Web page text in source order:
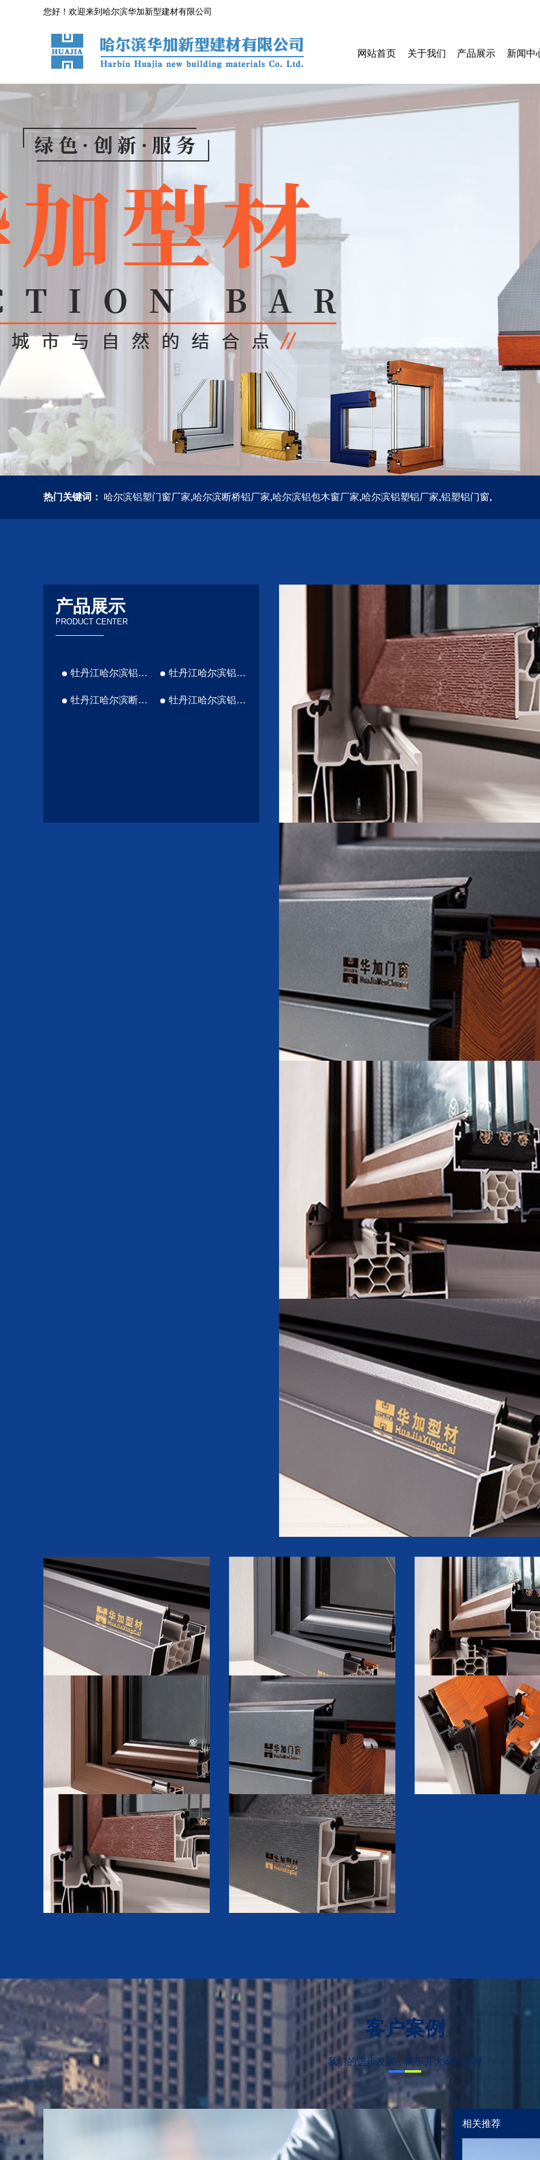
您好！欢迎来到哈尔滨华加新型建材有限公司
网站首页 关于我们 产品展示 新闻中
热门关键词： 哈尔滨铝塑门窗厂家,哈尔滨断桥铝厂家,哈尔滨铝包木窗厂家,哈尔滨铝塑铝厂家,铝塑铝门窗,
产品展示
PRODUCT CENTER
牡丹江哈尔滨铝塑门窗厂家 牡丹江哈尔滨铝包木窗厂家
牡丹江哈尔滨断桥铝厂家 牡丹江哈尔滨铝塑铝厂家
客户案例
我们的进步发展，离不开大家的支持
相关推荐